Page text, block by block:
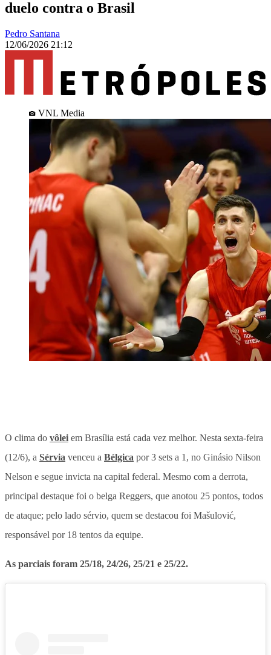
duelo contra o Brasil
Pedro Santana
12/06/2026 21:12
VNL Media
O clima do vôlei em Brasília está cada vez melhor. Nesta sexta-feira
(12/6), a Sérvia venceu a Bélgica por 3 sets a 1, no Ginásio Nilson
Nelson e segue invicta na capital federal. Mesmo com a derrota,
principal destaque foi o belga Reggers, que anotou 25 pontos, todos
de ataque; pelo lado sérvio, quem se destacou foi Mašulović,
responsável por 18 tentos da equipe.
As parciais foram 25/18, 24/26, 25/21 e 25/22.